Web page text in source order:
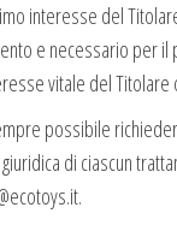
interesse del
e necessario per il
vitale del Titolare
possibile
di ciascun